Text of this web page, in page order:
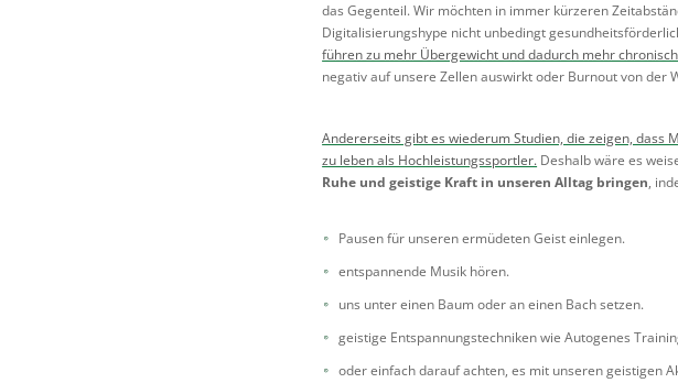
das Gegenteil. Wir möchten in immer kürzeren
Digitalisierungshype nicht unbedingt
führen zu mehr Übergewicht und dadurch mehr
negativ auf unsere Zellen auswirkt oder Burnout von der
Andererseits gibt es wiederum Studien, die zeigen, dass
zu leben als Hochleistungssportler. Deshalb wäre es
Ruhe und geistige Kraft in unseren Alltag bringen,
Pausen für unseren ermüdeten Geist einlegen.
entspannende Musik hören.
uns unter einen Baum oder an einen Bach setzen.
geistige Entspannungstechniken wie Autogenes
oder einfach darauf achten, es mit unseren geistigen